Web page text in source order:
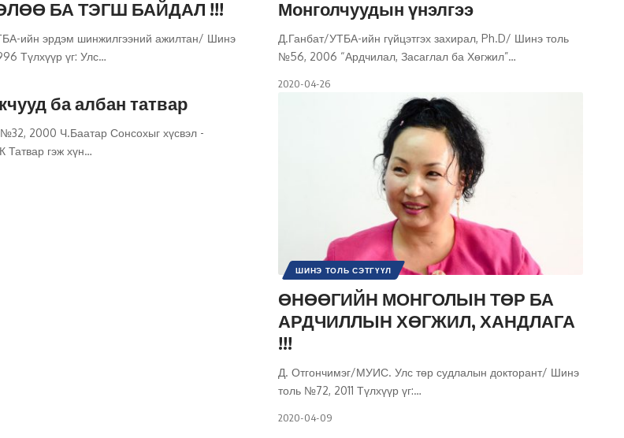
БА ТЭГШ БАЙДАЛ !!!
ийн эрдэм шинжилгээний ажилтан/ Шинэ
Түлхүүр үг: Улс…
Монголчуудын үнэлгээ
Д.Ганбат/УТБА-ийн гүйцэтгэх захирал, Ph.D/ Шинэ толь
№56, 2006 “Ардчилал, Засаглал ба Хөгжил”…
2020-04-26
ба албан татвар
2000 Ч.Баатар Сонсохыг хүсвэл -
гэж хүн…
ШИНЭ ТОЛЬ СЭТГҮҮЛ
ӨНӨӨГИЙН МОНГОЛЫН ТӨР БА
АРДЧИЛЛЫН ХӨГЖИЛ, ХАНДЛАГА
!!!
Д. Отгончимэг/МУИС. Улс төр судлалын докторант/ Шинэ
толь №72, 2011 Түлхүүр үг:…
2020-04-09